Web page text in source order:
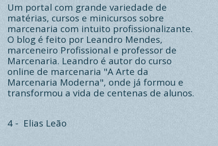
Um portal com grande variedade de
matérias, cursos e minicursos sobre
marcenaria com intuito profissionalizante.
O blog é feito por Leandro Mendes,
marceneiro Profissional e professor de
Marcenaria. Leandro é autor do curso
online de marcenaria "A Arte da
Marcenaria Moderna", onde já formou e
transformou a vida de centenas de alunos.
4 - Elias Leão